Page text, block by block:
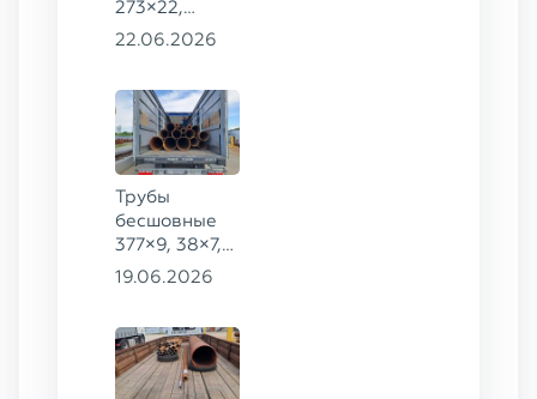
273×22,
245×26,
22.06.2026
Трубы
бесшовные
377×9, 38×7,
38×8, 28×3,5,
133×12,
127×28,
203×20,
19.06.2026